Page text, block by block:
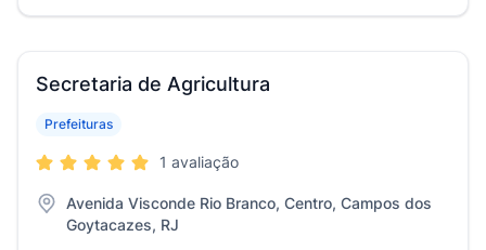
Secretaria de Agricultura
Prefeituras
1 avaliação
Avenida Visconde Rio Branco, Centro, Campos dos
Goytacazes, RJ